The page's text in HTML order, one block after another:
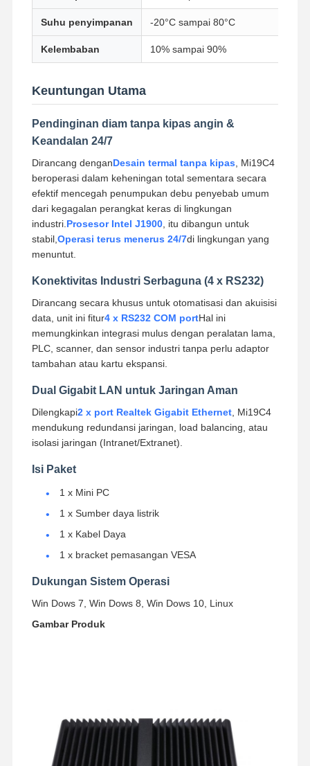
Motherboard Industri
Motherboard Firewall
Suhu penyimpanan -20°C sampai 80°C
Kelembaban 10% sampai 90%
Keuntungan Utama
Pendinginan diam tanpa kipas angin &
Keandalan 24/7
Dirancang denganDesain termal tanpa kipas , Mi19C4
beroperasi dalam keheningan total sementara secara
efektif mencegah penumpukan debu penyebab umum
dari kegagalan perangkat keras di lingkungan
industri. Prosesor Intel J1900, itu dibangun untuk
stabil, Operasi terus menerus 24/7di lingkungan yang
menuntut.
Konektivitas Industri Serbaguna (4 x RS232)
Dirancang secara khusus untuk otomatisasi dan akuisisi
data, unit ini fitur4 x RS232 COM portHal ini
memungkinkan integrasi mulus dengan peralatan lama,
PLC, scanner, dan sensor industri tanpa perlu adaptor
tambahan atau kartu ekspansi.
Dual Gigabit LAN untuk Jaringan Aman
Dilengkapi2 x port Realtek Gigabit Ethernet, Mi19C4
mendukung redundansi jaringan, load balancing, atau
isolasi jaringan (Intranet/Extranet).
Isi Paket
1 x Mini PC
1 x Sumber daya listrik
1 x Kabel Daya
1 x bracket pemasangan VESA
Dukungan Sistem Operasi
Win Dows 7, Win Dows 8, Win Dows 10, Linux
Gambar Produk